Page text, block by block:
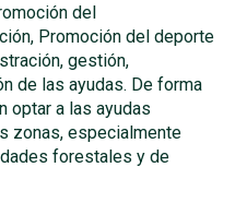
del
Promoción del deporte
gestión,
de las ayudas. De forma
optar a las ayudas
zonas, especialmente
forestales y de